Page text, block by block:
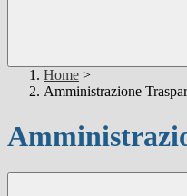
Home >
Amministrazione